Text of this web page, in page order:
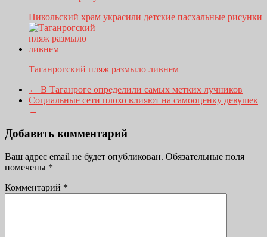
Никольский храм украсили детские пасхальные рисунки
Таганрогский пляж размыло ливнем
← В Таганроге определили самых метких лучников
Социальные сети плохо влияют на самооценку девушек
→
Добавить комментарий
Ваш адрес email не будет опубликован. Обязательные поля
помечены *
Комментарий *